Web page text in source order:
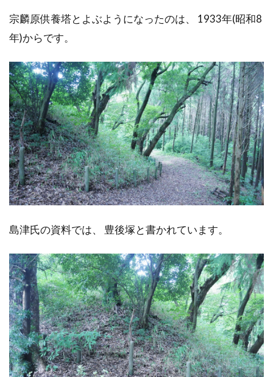
宗麟原供養塔とよぶようになったのは、 1933年(昭和8
年)からです。
島津氏の資料では、 豊後塚と書かれています。